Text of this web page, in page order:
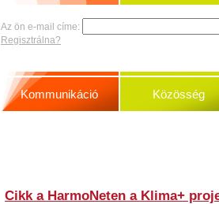
Az ön e-mail címe:
Regisztrálna?
Kommunikáció Közösség
Cikk a HarmoNeten a Klima+